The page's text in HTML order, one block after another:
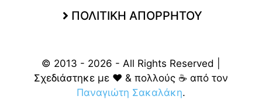
ΠΟΛΙΤΙΚΗ ΑΠΟΡΡΗΤΟΥ
© 2013 - 2026 - All Rights Reserved |
Σχεδιάστηκε με ❤️ & πολλούς ☕ από τον
Παναγιώτη Σακαλάκη.